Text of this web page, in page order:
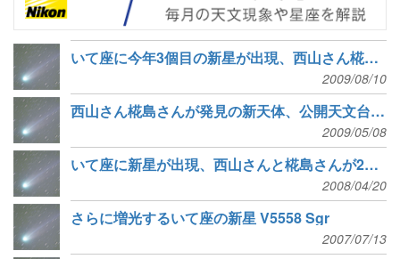
いて座に今年3個目の新星が出現、西山さん椛島さんが発見
2009/08/10
西山さん椛島さんが発見の新天体、公開天文台の活躍で新星と判明
2009/05/08
いて座に新星が出現、西山さんと椛島さんが2週連続で発見
2008/04/20
さらに増光するいて座の新星 V5558 Sgr
2007/07/13